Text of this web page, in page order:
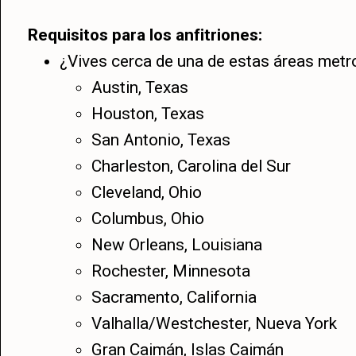
Requisitos para los anfitriones:
¿Vives cerca de una de estas áreas
Austin, Texas
Houston, Texas
San Antonio, Texas
Charleston, Carolina del Sur
Cleveland, Ohio
Columbus, Ohio
New Orleans, Louisiana
Rochester, Minnesota
Sacramento, California
Valhalla/Westchester, Nueva York
Gran Caimán, Islas Caimán